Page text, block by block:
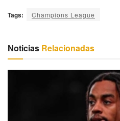
Tags: Champions League
Noticias Relacionadas